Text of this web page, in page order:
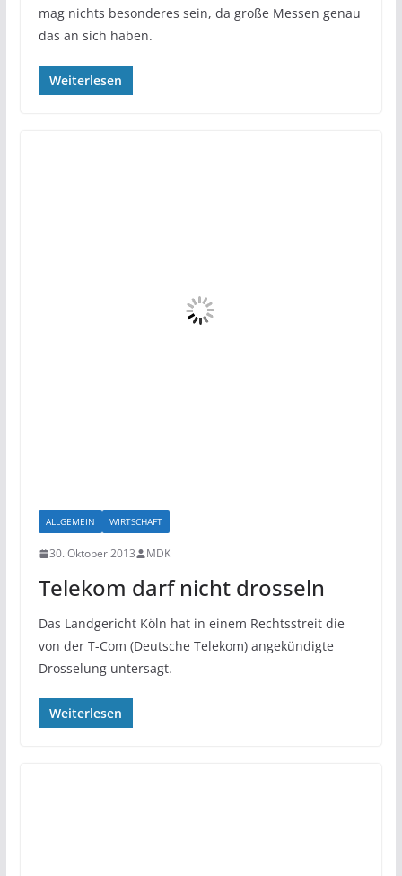
mag nichts besonderes sein, da große Messen genau
das an sich haben.
Weiterlesen
ALLGEMEIN WIRTSCHAFT
30. Oktober 2013 MDK
Telekom darf nicht drosseln
Das Landgericht Köln hat in einem Rechtsstreit die
von der T-Com (Deutsche Telekom) angekündigte
Drosselung untersagt.
Weiterlesen